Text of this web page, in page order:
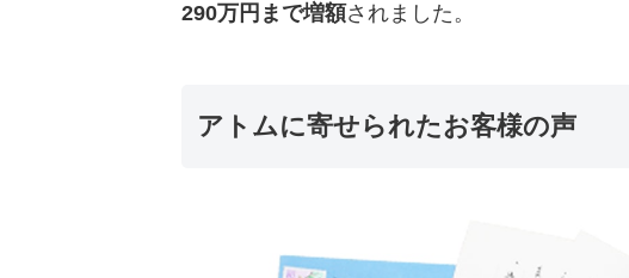
290万円まで増額されました。
アトムに寄せられたお客様の声